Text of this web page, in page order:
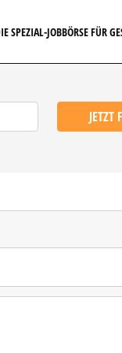
SPEZIAL-JOBBÖRSE FÜR
JETZT